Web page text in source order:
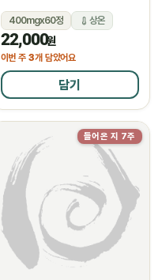
400mgx60정 상온
22,000원
이번 주 3개 담았어요
담기
들어온 지 7주